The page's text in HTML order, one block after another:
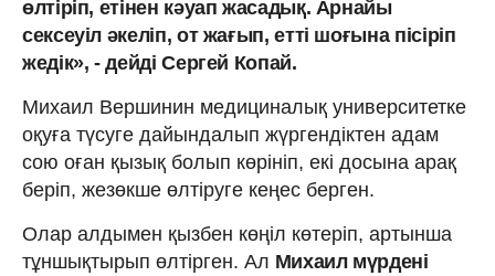
өлтіріп, етінен кәуап жасадық. Арнайы
сексеуіл әкеліп, от жағып, етті шоғына пісіріп
жедік», - дейді Сергей Копай.
Михаил Вершинин медициналық университетке
оқуға түсуге дайындалып жүргендіктен адам
сою оған қызық болып көрініп, екі досына арақ
беріп, жезөкше өлтіруге кеңес берген.
Олар алдымен қызбен көңіл көтеріп, артынша
тұншықтырып өлтірген. Ал Михаил мүрдені